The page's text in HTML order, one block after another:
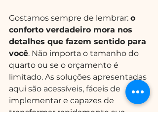
Gostamos sempre de lembrar: o
conforto verdadeiro mora nos
detalhes que fazem sentido para
você. Não importa o tamanho do
quarto ou se o orçamento é
limitado. As soluções apresentadas
aqui são acessíveis, fáceis de
implementar e capazes de
transformar rapidamente sua